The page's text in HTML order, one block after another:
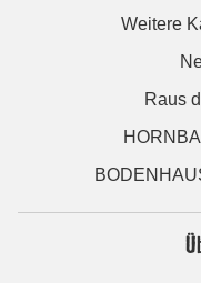
Weitere
Raus